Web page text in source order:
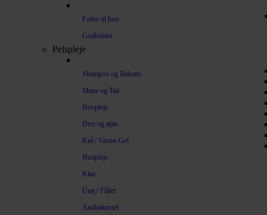
Foder til hest
Godbidder
Pelspleje
Shampoo og Balsam
Mane og Tail
Hovpleje
Ører og øjne
Køl / Varme Gel
Hudpleje
Kløe
Utøj / Flåter
Antibakteriel